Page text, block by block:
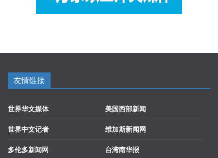
友情链接
世界华文媒体
世界中文记者
多伦多新闻网
美国西部新闻
维加斯新闻网
台湾南华报